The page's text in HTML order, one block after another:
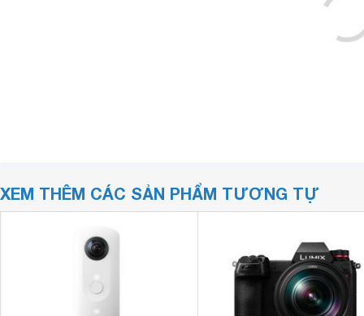
XEM THÊM CÁC SẢN PHẨM TƯƠNG TỰ